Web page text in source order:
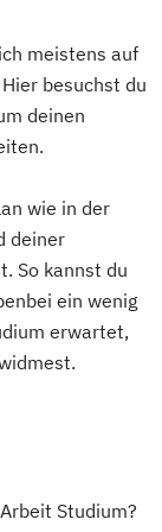
meistens auf
besuchst du
deinen
wie in der
deiner
So kannst du
ein wenig
erwartet,
Studium?